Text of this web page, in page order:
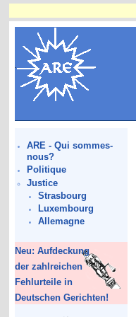
ARE - Qui sommes-
nous?
Politique
Justice
Strasbourg
Luxembourg
Allemagne
Neu: Aufdeckung
der zahlreichen
Fehlurteile in
Deutschen Gerichten!